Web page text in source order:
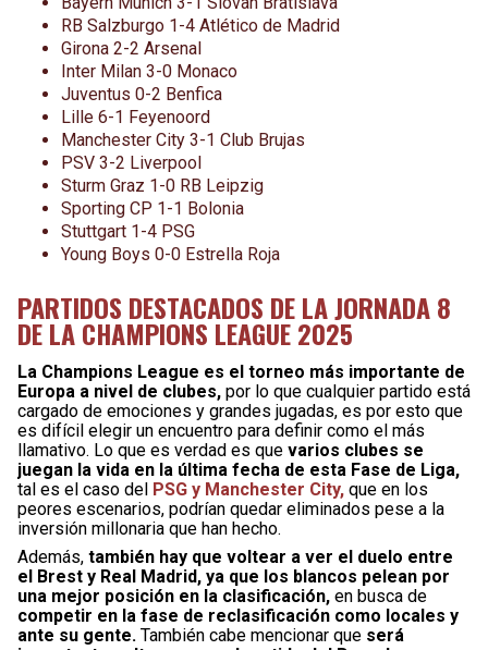
RB Salzburgo 1-4 Atlético de Madrid
Girona 2-2 Arsenal
Inter Milan 3-0 Monaco
Juventus 0-2 Benfica
Lille 6-1 Feyenoord
Manchester City 3-1 Club Brujas
PSV 3-2 Liverpool
Sturm Graz 1-0 RB Leipzig
Sporting CP 1-1 Bolonia
Stuttgart 1-4 PSG
Young Boys 0-0 Estrella Roja
PARTIDOS DESTACADOS DE LA JORNADA 8
DE LA CHAMPIONS LEAGUE 2025
La Champions League es el torneo más importante de
Europa a nivel de clubes, por lo que cualquier partido está
cargado de emociones y grandes jugadas, es por esto que
es difícil elegir un encuentro para definir como el más
llamativo. Lo que es verdad es que varios clubes se
juegan la vida en la última fecha de esta Fase de Liga,
tal es el caso del PSG y Manchester City, que en los
peores escenarios, podrían quedar eliminados pese a la
inversión millonaria que han hecho.
Además, también hay que voltear a ver el duelo entre
el Brest y Real Madrid, ya que los blancos pelean por
una mejor posición en la clasificación, en busca de
competir en la fase de reclasificación como locales y
ante su gente. También cabe mencionar que será